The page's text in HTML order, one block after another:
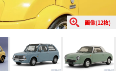
画像(12枚)